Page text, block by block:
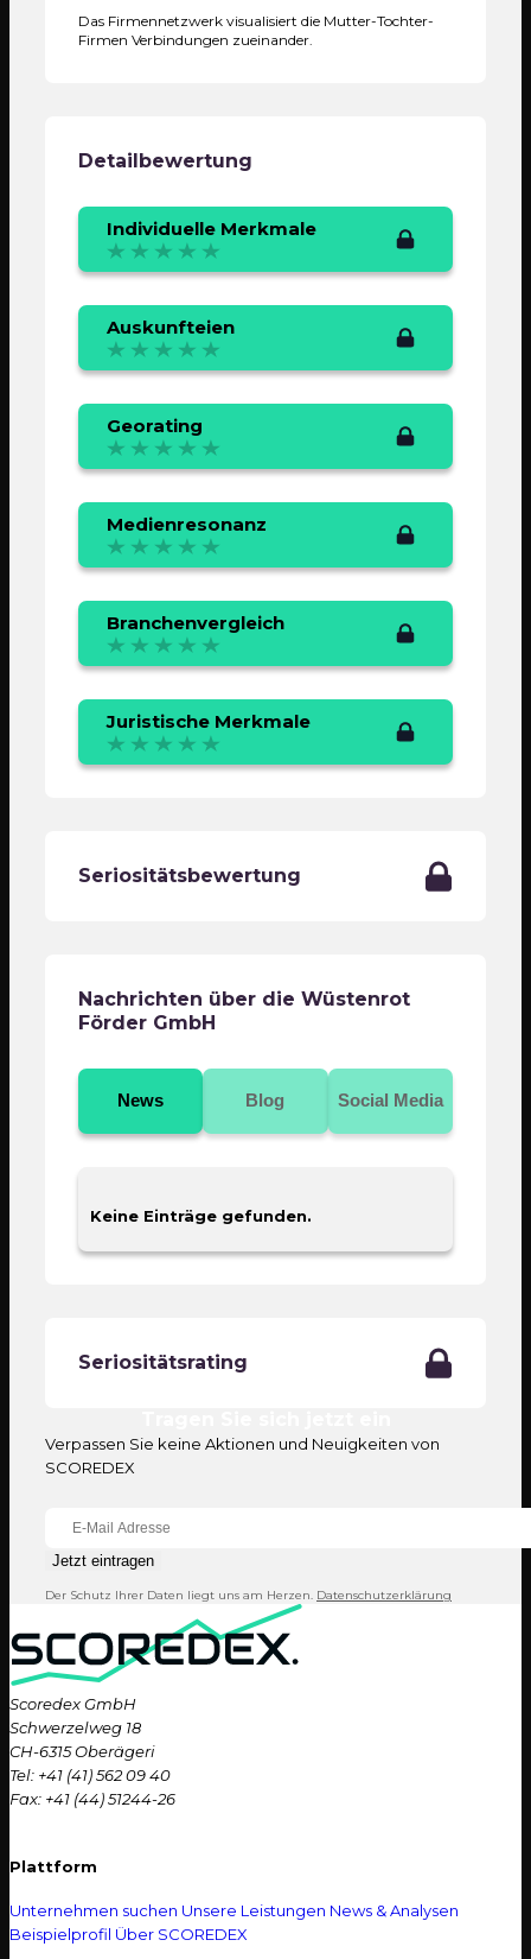
Das Firmennetzwerk visualisiert die Mutter-Tochter-
Firmen Verbindungen zueinander.
Detailbewertung
Individuelle Merkmale
Auskunfteien
Georating
Medienresonanz
Branchenvergleich
Juristische Merkmale
Seriositätsbewertung
Nachrichten über die Wüstenrot
Förder GmbH
News Blog Social Media
Keine Einträge gefunden.
Seriositätsrating
Verpassen Sie keine Aktionen und Neuigkeiten von
SCOREDEX
Jetzt eintragen
Der Schutz Ihrer Daten liegt uns am Herzen. Datenschutzerklärung
Scoredex GmbH
Schwerzelweg 18
CH-6315 Oberägeri
Tel: +41 (41) 562 09 40
Fax: +41 (44) 51244-26
Plattform
Unternehmen suchen Unsere Leistungen News & Analysen
Beispielprofil Über SCOREDEX